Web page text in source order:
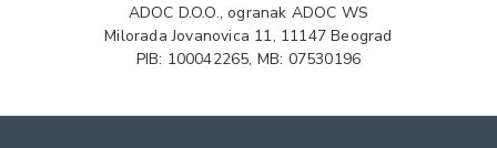
ADOC D.O.O., ogranak ADOC WS
Milorada Jovanovica 11, 11147 Beograd
PIB: 100042265, MB: 07530196